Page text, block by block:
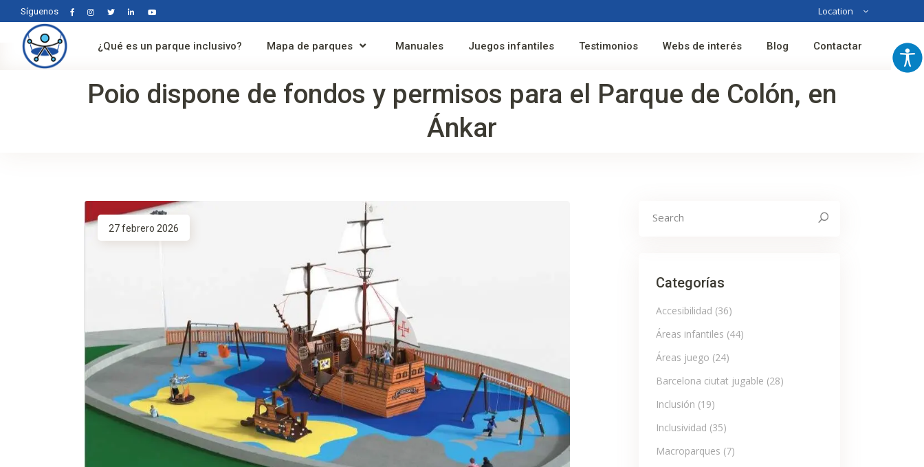
Síguenos Location
Australia
¿Qué es un parque inclusivo? Mapa de parques Manuales Juegos infantiles Testimonios Webs de interés Blog Contactar
Poio dispone de fondos y permisos para el Parque de Colón, en
Ánkar
27 febrero 2026
Categorías
Accesibilidad (36)
Áreas infantiles (44)
Áreas juego (24)
Barcelona ciutat jugable (28)
Inclusión (19)
Inclusividad (35)
Macroparques (7)